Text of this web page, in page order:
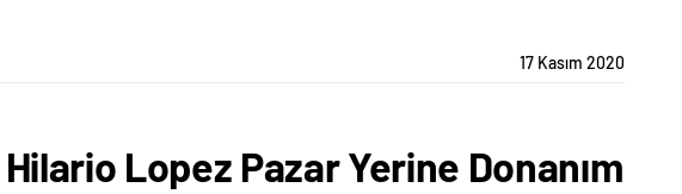
17 Kasım 2020
Lopez Pazar Yerine Donanım